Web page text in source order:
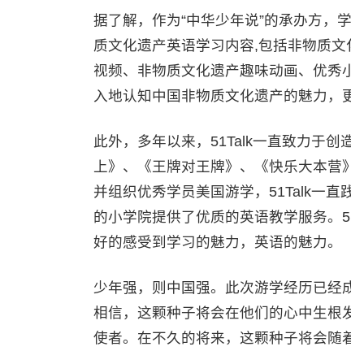
据了解，作为“中华少年说”的承办方，
质文化遗产英语学习内容,包括非物质
视频、非物质文化遗产趣味动画、优秀
入地认知中国非物质文化遗产的魅力，
此外，多年以来，51Talk一直致力于创
上》、《王牌对王牌》、《快乐大本
并组织优秀学员美国游学，51Talk一直
的小学院提供了优质的英语教学服务。
好的感受到学习的魅力，英语的魅力。
少年强，则中国强。此次游学经历已经
相信，这颗种子将会在他们的心中生根
使者。在不久的将来，这颗种子将会随